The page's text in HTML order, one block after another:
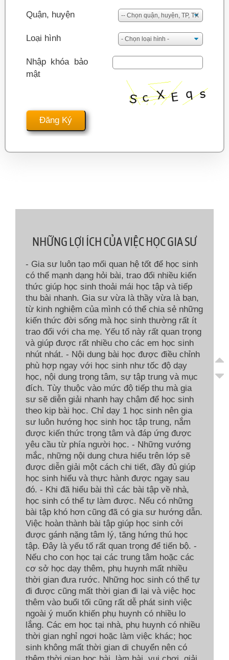
Quận, huyện
Loại hình
Nhập khóa bảo
mật
NHỮNG LỢI ÍCH CỦA VIỆC HỌC GIA SƯ
- Gia sư luôn tạo mối quan hệ tốt để học sinh
có thể mạnh dạng hỏi bài, trao đổi nhiều kiến
thức giúp học sinh thoải mái học tập và tiếp
thu bài nhanh. Gia sư vừa là thầy vừa là bạn,
từ kinh nghiệm của mình có thể chia sẻ những
kiến thức đời sống mà học sinh thường rất ít
trao đổi với cha mẹ. Yếu tố này rất quan trọng
và giúp được rất nhiều cho các em học sinh
nhút nhát. - Nội dung bài học được điều chỉnh
phù hợp ngay với học sinh như tốc độ dạy
học, nội dung trọng tâm, sự tập trung và mục
đích. Tùy thuộc vào mức độ tiếp thu mà gia
sư sẽ diễn giải nhanh hay chậm để học sinh
theo kịp bài học. Chỉ dạy 1 học sinh nên gia
sư luôn hướng học sinh học tập trung, nắm
được kiến thức trọng tâm và đáp ứng được
yêu cầu từ phía người học. - Những vướng
mắc, những nội dung chưa hiểu trên lớp sẽ
được diễn giải một cách chi tiết, đầy đủ giúp
học sinh hiểu và thực hành được ngay sau
đó. - Khi đã hiểu bài thì các bài tập về nhà,
học sinh có thể tự làm được. Nếu có những
bài tập khó hơn cũng đã có gia sư hướng dẫn.
Việc hoàn thành bài tập giúp học sinh cởi
được gánh nặng tâm lý, tăng hứng thú học
tập. Đây là yếu tố rất quan trọng để tiến bộ. -
Nếu cho con học tại các trung tâm hoặc các
cơ sở học dạy thêm, phụ huynh mất nhiều
thời gian đưa rước. Những học sinh có thể tự
đi được cũng mất thời gian đi lại và việc học
thêm vào buổi tối cũng rất dễ phát sinh việc
ngoài ý muốn khiến phụ huynh có nhiều lo
lắng. Các em học tại nhà, phụ huynh có nhiều
thời gian nghỉ ngơi hoặc làm việc khác; học
sinh không mất thời gian di chuyển nên có